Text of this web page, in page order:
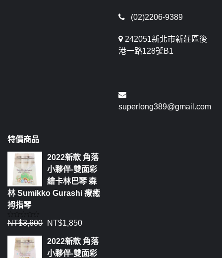
(02)2206-9389
242051新北市新莊區後
港一路128號B1
superlong389@gmail.com
特價商品
2022新款 角落
小夥伴-雙面彩
繪卡林巴琴 森
林 Sumikko Gurashi 療癒
拇指琴
評
0
NT$3,600 NT$1,850
2022新款 角落
小夥伴-雙面彩